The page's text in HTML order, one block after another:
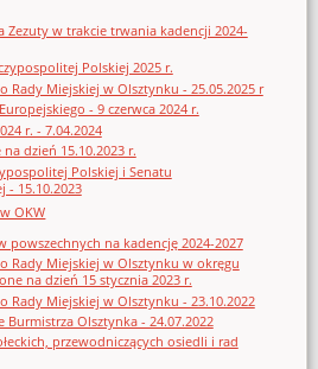
Zezuty w trakcie trwania kadencji 2024-
Polskiej 2025 r.
Rady Miejskiej w Olsztynku - 25.05.2025 r
- 9 czerwca 2024 r.
r. - 7.04.2024
dzień 15.10.2023 r.
Polskiej i Senatu
- 15.10.2023
OKW
powszechnych na kadencję 2024-2027
Rady Miejskiej w Olsztynku w okręgu
na dzień 15 stycznia 2023 r.
Rady Miejskiej w Olsztynku - 23.10.2022
Olsztynka - 24.07.2022
przewodniczących osiedli i rad